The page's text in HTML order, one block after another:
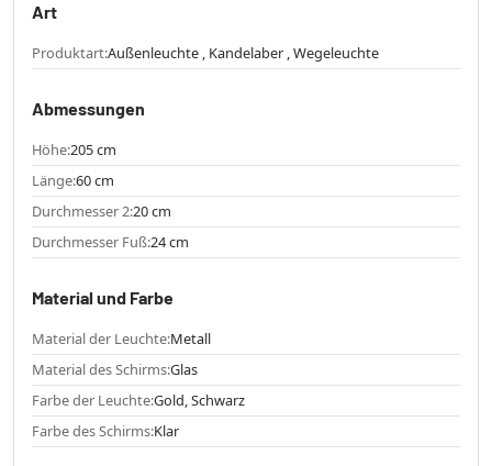
Art
Produktart:Außenleuchte , Kandelaber , Wegeleuchte
Abmessungen
Höhe:205 cm
Länge:60 cm
Durchmesser 2:20 cm
Durchmesser Fuß:24 cm
Material und Farbe
Material der Leuchte:Metall
Material des Schirms:Glas
Farbe der Leuchte:Gold, Schwarz
Farbe des Schirms:Klar